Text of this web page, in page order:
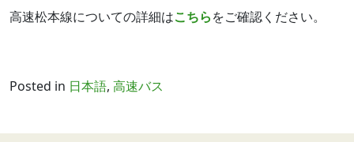
高速松本線についての詳細はこちらをご確認ください。
Posted in 日本語, 高速バス